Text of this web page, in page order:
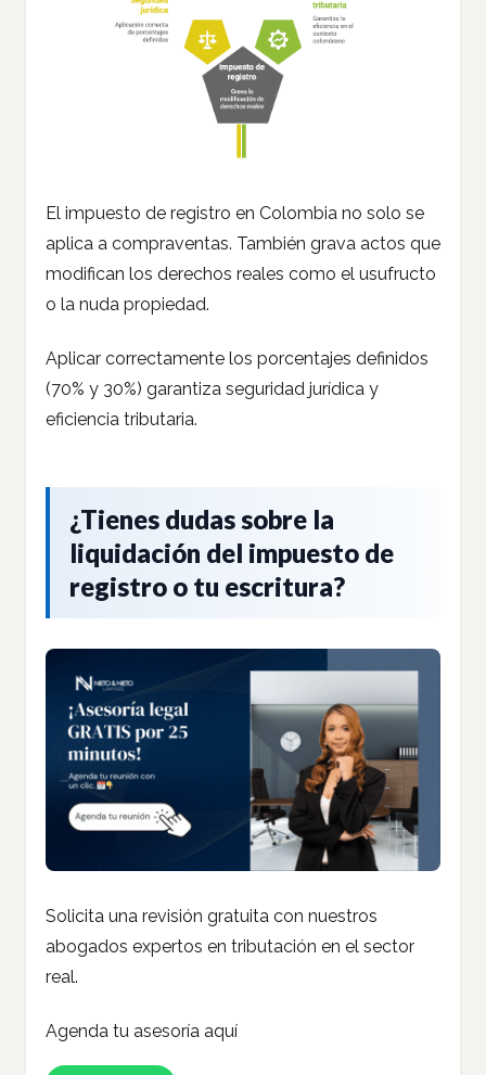
El impuesto de registro en Colombia no solo se
aplica a compraventas. También grava actos que
modifican los derechos reales como el usufructo
o la nuda propiedad.
Aplicar correctamente los porcentajes definidos
(70% y 30%) garantiza seguridad jurídica y
eficiencia tributaria.
¿Tienes dudas sobre la
liquidación del impuesto de
registro o tu escritura?
Solicita una revisión gratuita con nuestros
abogados expertos en tributación en el sector
real.
Agenda tu asesoría aquí